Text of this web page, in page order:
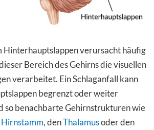
Hinterhauptslappen verursacht häufig
Bereich des Gehirns die visuellen
verarbeitet. Ein Schlaganfall kann
begrenzt oder weiter
so benachbarte Gehirnstrukturen wie
Hirnstamm, denThalamusoder den